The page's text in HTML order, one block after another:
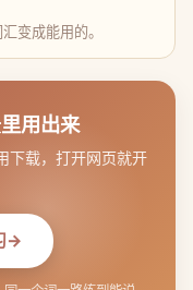
变成能用的。
用出来
载，打开网页就开